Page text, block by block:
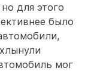
для этого
было
мог